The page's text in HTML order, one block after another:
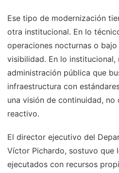
Ese tipo de modernización
otra institucional. En lo
operaciones nocturnas o
visibilidad. En lo institucional,
administración pública que
infraestructura con
una visión de continuidad, no
reactivo.
El director ejecutivo del
Víctor Pichardo, sostuvo que
ejecutados con recursos